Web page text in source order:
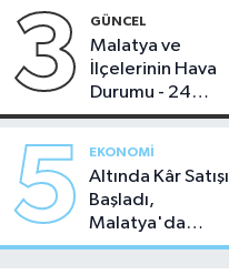
3 GÜNCEL
Malatya ve
İlçelerinin Hava
Durumu - 24
Temmuz 2026
5 EKONOMI
Altında Kâr Satışı
Başladı,
Malatya'da
Makas Ne